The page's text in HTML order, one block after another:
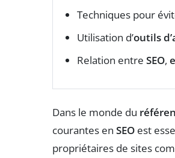
Techniques pour
Utilisation d’outils
Relation entre SEO,
Dans le monde du
courantes en SEO est
propriétaires de sites